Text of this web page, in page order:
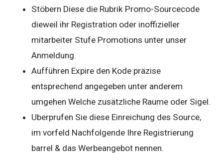
Stöbern Diese die Rubrik Promo-Sourcecode
dieweil ihr Registration oder inoffizieller
mitarbeiter Stufe Promotions unter unser
Anmeldung.
Aufführen Expire den Kode präzise
entsprechend angegeben unter anderem
umgehen Welche zusätzliche Raume oder Sigel.
Uberprufen Sie diese Einreichung des Source,
im vorfeld Nachfolgende Ihre Registrierung
barrel & das Werbeangebot nennen.